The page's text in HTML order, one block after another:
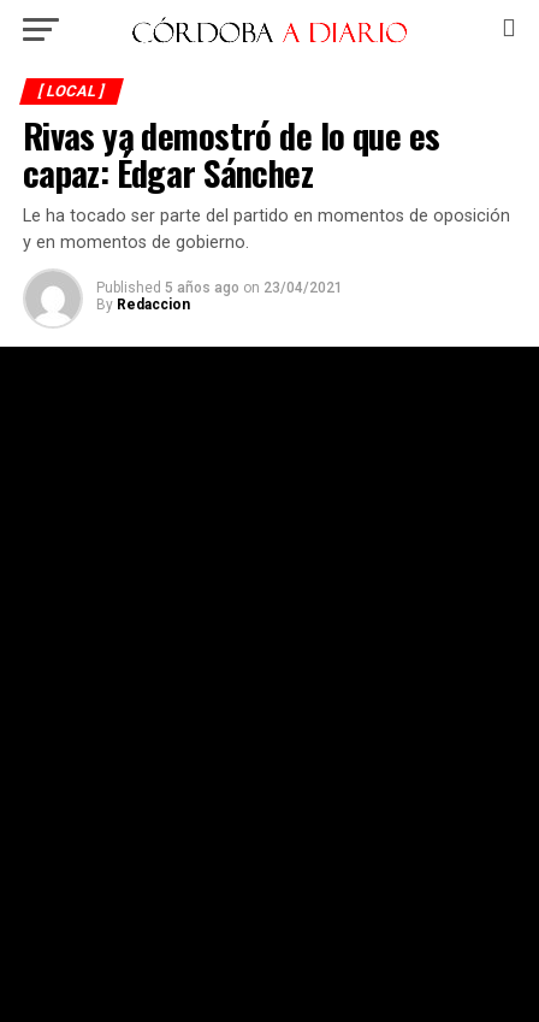
[ LOCAL ]
Rivas ya demostró de lo que es
capaz: Édgar Sánchez
Le ha tocado ser parte del partido en momentos de oposición
y en momentos de gobierno.
Published 5 años ago on 23/04/2021
By Redaccion